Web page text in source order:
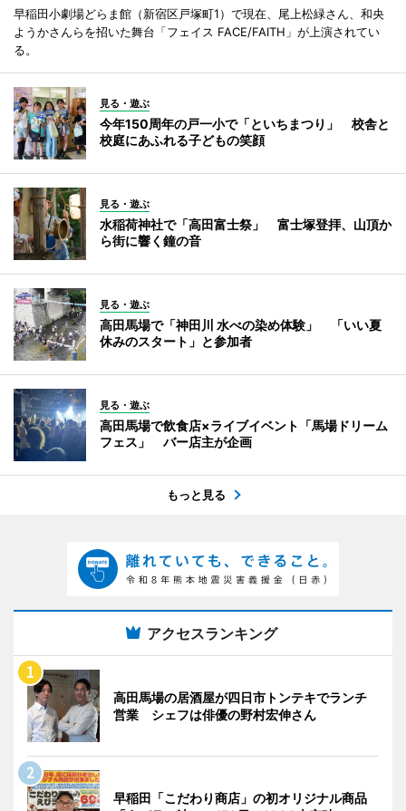
早稲田小劇場どらま館（新宿区戸塚町1）で現在、尾上松緑さん、和央
ようかさんらを招いた舞台「フェイス FACE/FAITH」が上演されてい
る。
見る・遊ぶ
今年150周年の戸一小で「といちまつり」 校舎と
校庭にあふれる子どもの笑顔
見る・遊ぶ
水稲荷神社で「高田富士祭」 富士塚登拝、山頂か
ら街に響く鐘の音
見る・遊ぶ
高田馬場で「神田川 水べの染め体験」 「いい夏
休みのスタート」と参加者
見る・遊ぶ
高田馬場で飲食店×ライブイベント「馬場ドリーム
フェス」 バー店主が企画
もっと見る
アクセスランキング
高田馬場の居酒屋が四日市トンテキでランチ
営業 シェフは俳優の野村宏伸さん
早稲田「こだわり商店」の初オリジナル商品